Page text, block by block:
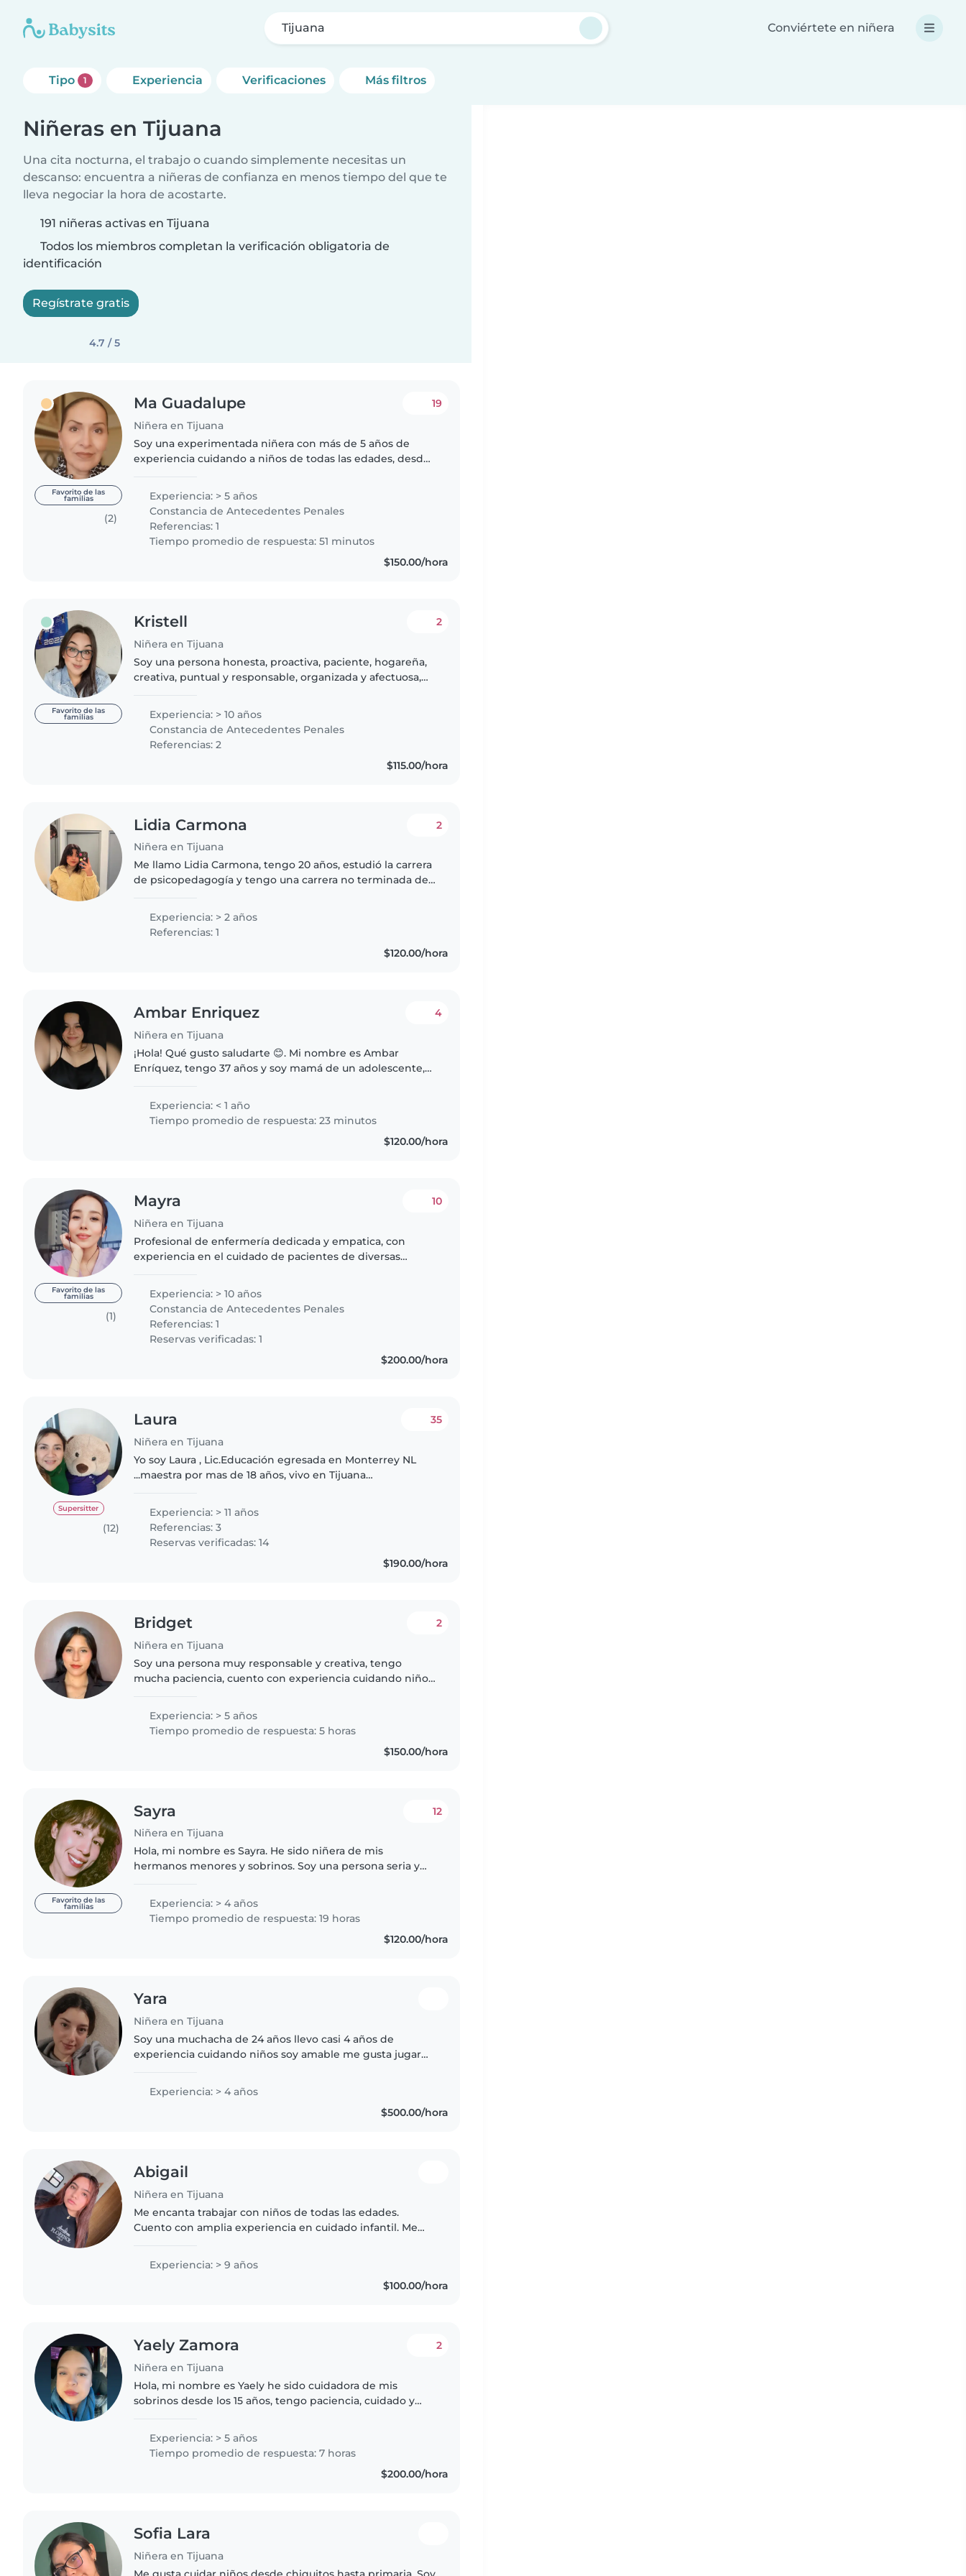
Tijuana Conviértete en niñera
Tipo 1 Experiencia Verificaciones Más filtros
Niñeras en Tijuana
Una cita nocturna, el trabajo o cuando simplemente necesitas un
descanso: encuentra a niñeras de confianza en menos tiempo del que te
lleva negociar la hora de acostarte.
191 niñeras activas en Tijuana
Todos los miembros completan la verificación obligatoria de
identificación
Regístrate gratis
4.7 / 5
Favorito de las
familias
(2)
Ma Guadalupe
Niñera en Tijuana
19
Soy una experimentada niñera con más de 5 años de
experiencia cuidando a niños de todas las edades, desde
responsable, paciente y..
Experiencia: > 5 años
Constancia de Antecedentes Penales
Referencias: 1
Tiempo promedio de respuesta: 51 minutos
$150.00/hora
Favorito de las
familias
Kristell
Niñera en Tijuana
2
Soy una persona honesta, proactiva, paciente, hogareña,
creativa, puntual y responsable, organizada y afectuosa,
Experiencia: > 10 años
Constancia de Antecedentes Penales
Referencias: 2
$115.00/hora
Lidia Carmona
Niñera en Tijuana
2
Me llamo Lidia Carmona, tengo 20 años, estudió la carrera
de psicopedagogía y tengo una carrera no terminada de
año, cuento..
Experiencia: > 2 años
Referencias: 1
$120.00/hora
Ambar Enriquez
Niñera en Tijuana
4
¡Hola! Qué gusto saludarte 😊. Mi nombre es Ambar
Enríquez, tengo 37 años y soy mamá de un adolescente,
responsabilidad que implica..
Experiencia: < 1 año
Tiempo promedio de respuesta: 23 minutos
$120.00/hora
Favorito de las
familias
(1)
Mayra
Niñera en Tijuana
10
Profesional de enfermería dedicada y empatica, con
experiencia en el cuidado de pacientes de diversas
Combino mis habilidades..
Experiencia: > 10 años
Constancia de Antecedentes Penales
Referencias: 1
Reservas verificadas: 1
$200.00/hora
Supersitter
(12)
Laura
Niñera en Tijuana
35
Yo soy Laura , Lic.Educación egresada en Monterrey NL
...maestra por mas de 18 años, vivo en Tijuana
coordinadora pedagógica en guardería..
Experiencia: > 11 años
Referencias: 3
Reservas verificadas: 14
$190.00/hora
Bridget
Niñera en Tijuana
2
Soy una persona muy responsable y creativa, tengo
mucha paciencia, cuento con experiencia cuidando niños
Experiencia: > 5 años
Tiempo promedio de respuesta: 5 horas
$150.00/hora
Favorito de las
familias
Sayra
Niñera en Tijuana
12
Hola, mi nombre es Sayra. He sido niñera de mis
hermanos menores y sobrinos. Soy una persona seria y
instrucciones dadas en un..
Experiencia: > 4 años
Tiempo promedio de respuesta: 19 horas
$120.00/hora
Yara
Niñera en Tijuana
Soy una muchacha de 24 años llevo casi 4 años de
experiencia cuidando niños soy amable me gusta jugar
postres hacer juegos
Experiencia: > 4 años
$500.00/hora
Abigail
Niñera en Tijuana
Me encanta trabajar con niños de todas las edades.
Cuento con amplia experiencia en cuidado infantil. Me
ayudar con tareas del hogar..
Experiencia: > 9 años
$100.00/hora
Yaely Zamora
Niñera en Tijuana
2
Hola, mi nombre es Yaely he sido cuidadora de mis
sobrinos desde los 15 años, tengo paciencia, cuidado y
soy responsable,..
Experiencia: > 5 años
Tiempo promedio de respuesta: 7 horas
$200.00/hora
Sofia Lara
Niñera en Tijuana